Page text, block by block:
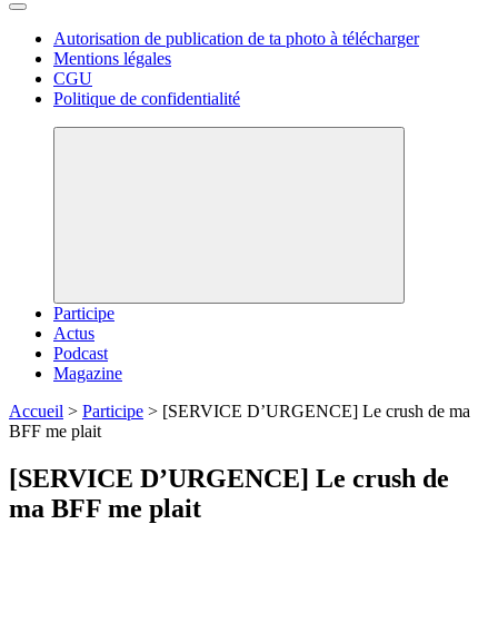
Autorisation de publication de ta photo à télécharger
Mentions légales
CGU
Politique de confidentialité
Participe
Actus
Podcast
Magazine
Accueil > Participe > [SERVICE D’URGENCE] Le crush de ma
BFF me plait
[SERVICE D’URGENCE] Le crush de
ma BFF me plait